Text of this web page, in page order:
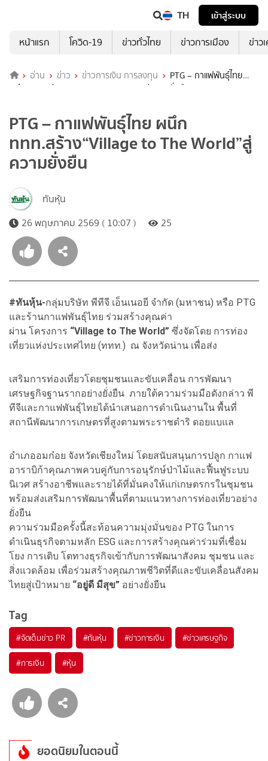
TH
เข้าสู่ระบบ
หน้าแรก
โควิด-19 ข่าวทั่วไทย ข่าวการเมือง ข่าว
อ่าน ข่าว ข่าวการเงิน การลงทุน
PTG – กาแฟพันธุ์ไทย
ผนึก ททท.สร้าง“Village to The World”สู่ความยั่งยืน
PTG – กาแฟพันธุ์ไทย ผนึก
ททท.สร้าง“Village to The World”สู่
ความยั่งยืน
ทันหุ้น
26 พฤษภาคม 2569 ( 10:07 )
25
#ทันหุ้น-กลุ่มบริษัท พีทีจี เอ็นเนอยี จำกัด (มหาชน) หรือ PTG
และร้านกาแฟพันธุ์ไทย ร่วมสร้างคุณค่า
ผ่าน โครงการ “Village to The World” ซึ่งจัดโดย การท่อง
เที่ยวแห่งประเทศไทย (ททท.) ณ จังหวัดน่าน เพื่อส่ง
เสริมการท่องเที่ยวโดยชุมชนและขับเคลื่อน การพัฒนา
เศรษฐกิจฐานรากอย่างยั่งยืน ภายใต้ความร่วมมือดังกล่าว พี
ทีจีและกาแฟพันธุ์ไทยได้นำเสนอการดำเนินงานใน พื้นที่
สถานีพัฒนาการเกษตรที่สูงตามพระราชดำริ ดอยแบแล
อำเภออมก๋อย จังหวัดเชียงใหม่ โดยสนับสนุนการปลูก กาแฟ
อาราบิก้าคุณภาพควบคู่กับการอนุรักษ์ป่าไม้และฟื้นฟูระบบ
นิเวศ สร้างอาชีพและรายได้ที่มั่นคงให้แก่เกษตรกรในชุมชน
พร้อมส่งเสริมการพัฒนาพื้นที่ตามแนวทางการท่องเที่ยวอย่าง
ยั่งยืน
ความร่วมมือครั้งนี้สะท้อนความมุ่งมั่นของ PTG ในการ
ดำเนินธุรกิจตามหลัก ESG และการสร้างคุณค่าร่วมที่เชื่อม
โยง การเติบ โตทางธุรกิจเข้ากับการพัฒนาสังคม ชุมชน และ
สิ่งแวดล้อม เพื่อร่วมสร้างคุณภาพชีวิตที่ดีและขับเคลื่อนสังคม
ไทยสู่เป้าหมาย “อยู่ดี มีสุข” อย่างยั่งยืน
Tag
#จัดเต็มข่าว PR #ทันหุ้น #ข่าวการเงิน #ข่าวเศรษฐกิจ
#การเงิน #หุ้น
ยอดนิยมในตอนนี้